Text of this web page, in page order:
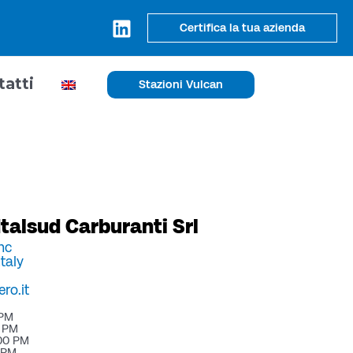
Certifica la tua azienda
Stazioni Vulcan
Carburanti Srl
PM